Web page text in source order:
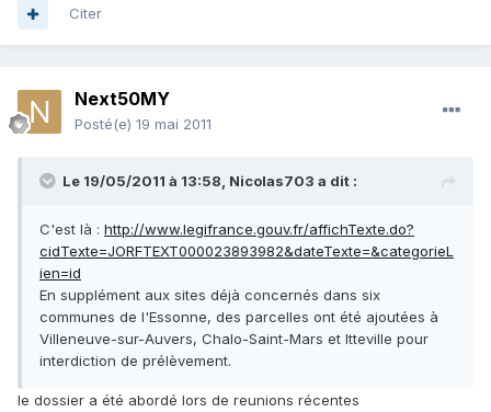
Citer
Next50MY
Posté(e) 19 mai 2011
Le 19/05/2011 à 13:58, Nicolas703 a dit :
C'est là : http://www.legifrance.gouv.fr/affichTexte.do?
cidTexte=JORFTEXT000023893982&dateTexte=&categorieL
ien=id
En supplément aux sites déjà concernés dans six
communes de l'Essonne, des parcelles ont été ajoutées à
Villeneuve-sur-Auvers, Chalo-Saint-Mars et Itteville pour
interdiction de prélèvement.
le dossier a été abordé lors de reunions récentes